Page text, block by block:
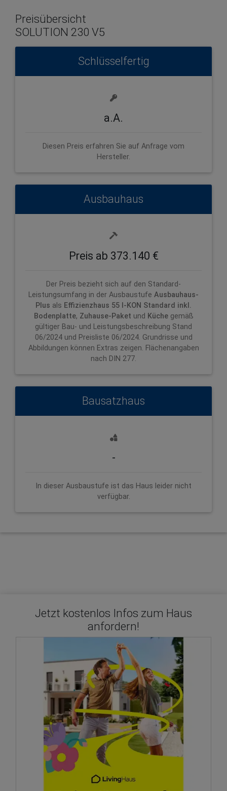
Preisübersicht
SOLUTION 230 V5
Schlüsselfertig
a.A.
Diesen Preis erfahren Sie auf Anfrage vom
Hersteller.
Ausbauhaus
Preis ab 373.140 €
Der Preis bezieht sich auf den Standard-
Leistungsumfang in der Ausbaustufe Ausbauhaus-
Plus als Effizienzhaus 55 I-KON Standard inkl.
Bodenplatte, Zuhause-Paket und Küchegemäß
gültiger Bau- und Leistungsbeschreibung Stand
06/2024 und Preisliste 06/2024. Grundrisse und
Abbildungen können Extras zeigen. Flächenangaben
nach DIN 277.
Bausatzhaus
-
In dieser Ausbaustufe ist das Haus leider nicht
verfügbar.
Jetzt kostenlos Infos zum Haus
anfordern!